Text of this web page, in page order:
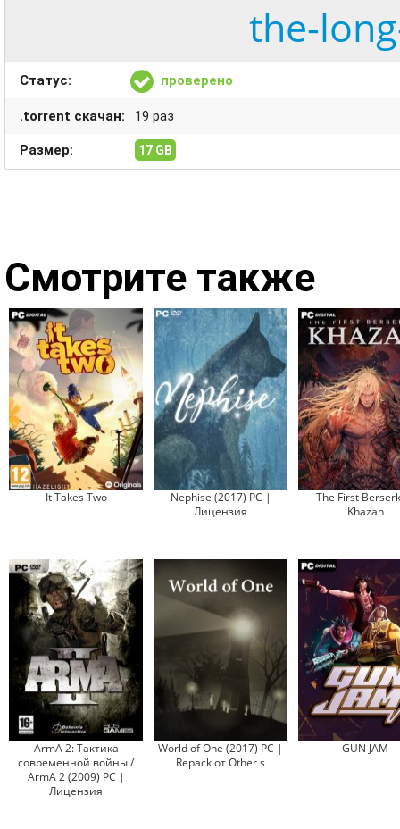
the-
Статус: проверено
.torrent скачан: 19 раз
Размер: 17 GB
Смотрите также
It Takes Two
Nephise (2017) PC |
Лицензия
The First
Khazan
ArmA 2: Тактика
современной войны /
ArmA 2 (2009) PC |
Лицензия
World of One (2017) PC |
Repack от Other s
GUN JAM